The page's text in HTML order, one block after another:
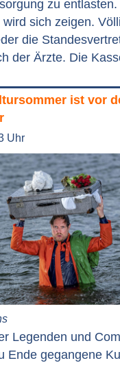
zu
sich zeigen.
die
der Ärzte. Die
ist vor
Uhr
Legenden und
Ende gegangene